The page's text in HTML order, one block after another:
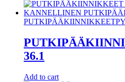
PUTKIPÄÄKIINNIKKEET
36.1
Add to cart